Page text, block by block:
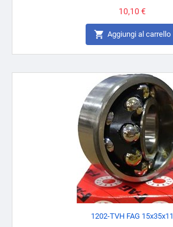
Prezzo
10,10 €
 Aggiungi al carrello
1202-TVH FAG 15x35x11